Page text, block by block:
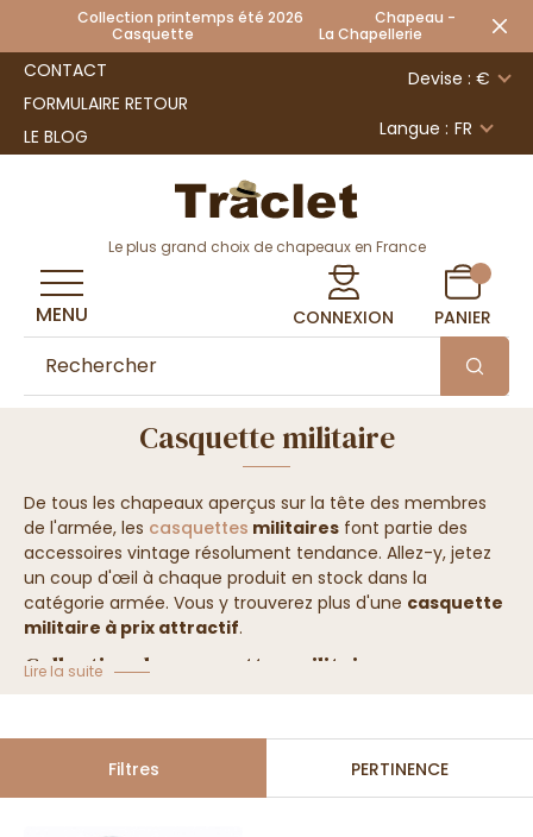
Collection printemps été 2026 Chapeau -
Casquette La Chapellerie
CONTACT
FORMULAIRE RETOUR
LE BLOG
Devise : €
Langue : FR
Le plus grand choix de chapeaux en France
CONNEXION PANIER
MENU
Casquette militaire
De tous les chapeaux aperçus sur la tête des membres
de l'armée, les casquettes militaires font partie des
accessoires vintage résolument tendance. Allez-y, jetez
un coup d'œil à chaque produit en stock dans la
catégorie armée. Vous y trouverez plus d'une casquette
militaire à prix attractif.
Collection de casquettes militaires
Lire la suite
Filtres PERTINENCE